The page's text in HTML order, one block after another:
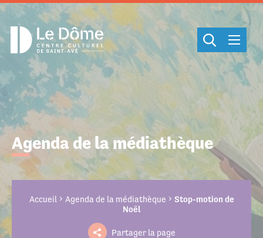
Agenda de la médiathèque
Accueil Agenda de la médiathèque
Stop-motion de
Noël
Partager la page
Cookies management panel